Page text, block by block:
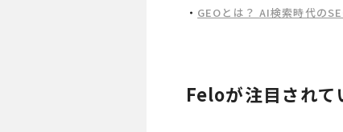
・ GEOとは？ AI検索時代の
Feloが注目されて